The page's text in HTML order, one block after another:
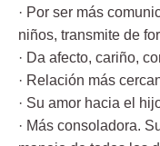
· Por ser más
niños, transmite de
· Da afecto, cariño,
· Relación más
· Su amor hacia el
· Más consoladora.